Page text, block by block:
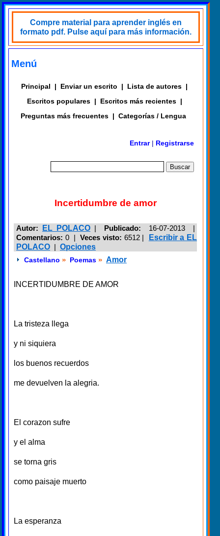
Compre material para aprender inglés en
formato pdf. Pulse aquí para más información.
Menú
Principal | Enviar un escrito | Lista de autores |
Escritos populares | Escritos más recientes |
Preguntas más frecuentes | Categorías / Lengua
Entrar| Registrarse
Incertidumbre de amor
Autor: EL POLACO | Publicado:
16-07-2013 |
Comentarios: 0 |Veces visto: 6512 |
Escribir a EL
POLACO | Opciones
Castellano » Poemas » Amor
INCERTIDUMBRE DE AMOR
La tristeza llega
y ni siquiera
los buenos recuerdos
me devuelven la alegria.
El corazon sufre
y el alma
se torna gris
como paisaje muerto
La esperanza